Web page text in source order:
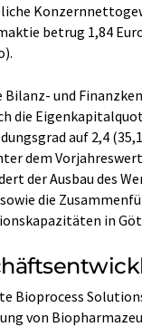
betrug 1,84
und
die
auf 2,4
dem
der Ausbau des
die
in
Bioprocess
von